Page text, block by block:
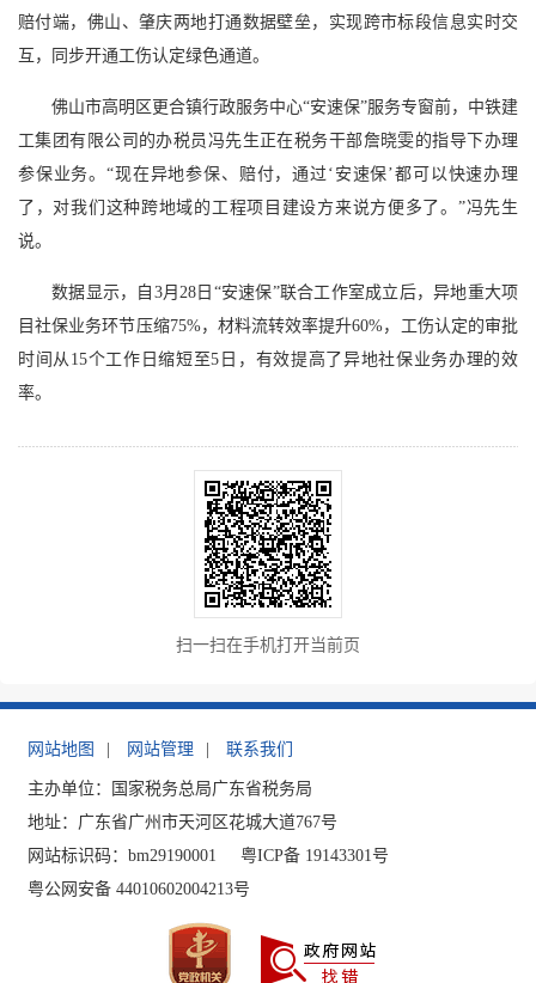
赔付端，佛山、肇庆两地打通数据壁垒，实现跨市标段信息实时交
互，同步开通工伤认定绿色通道。
佛山市高明区更合镇行政服务中心“安速保”服务专窗前，中铁建
工集团有限公司的办税员冯先生正在税务干部詹晓雯的指导下办理
参保业务。“现在异地参保、赔付，通过‘安速保’都可以快速办理
了，对我们这种跨地域的工程项目建设方来说方便多了。”冯先生
说。
数据显示，自 3月28日“安速保”联合工作室成立后，异地重大项
目社保业务环节压缩75%，材料流转效率提升60%，工伤认定的审批
时间从15个工作日缩短至5日，有效提高了异地社保业务办理的效
率。
扫一扫在手机打开当前页
网站地图 网站管理 联系我们
主办单位：国家税务总局广东省税务局
地址：广东省广州市天河区花城大道767号
网站标识码：bm29190001
粤ICP备 19143301号
粤公网安备 44010602004213号